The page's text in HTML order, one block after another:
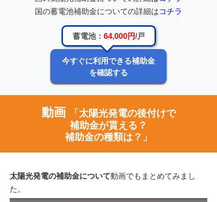
国の蓄電池補助金についての詳細はコチラ
蓄電池： 64,000円/戸
今すぐに利用できる補助金
を確認する
動画
「太陽光発電の後付けで
補助金が貰える？
補助金の種類は？」
太陽光発電の補助金について動画でもまとめてみまし
た。